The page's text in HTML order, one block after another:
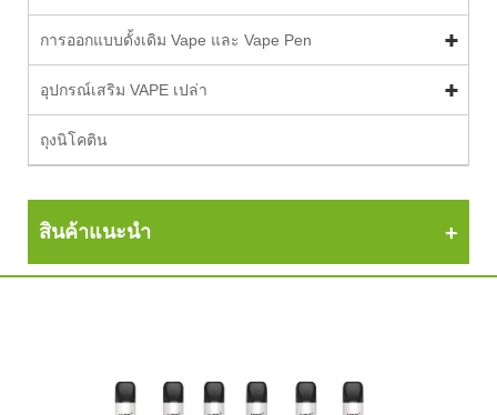
การออกแบบดั้งเดิม Vape และ Vape Pen
อุปกรณ์เสริม VAPE เปล่า
ถุงนิโคติน
สินค้าแนะนำ